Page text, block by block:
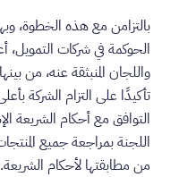
بالتزامن مع هذه الخطوة،
الحوكمة في شركات
واللجان المنبثقة عنه، من
تأكيدًا على التزام الشركة
التوافق مع أحكام الشريعة
اللجنة بمراجعة جميع
من مطابقتها لأحكام